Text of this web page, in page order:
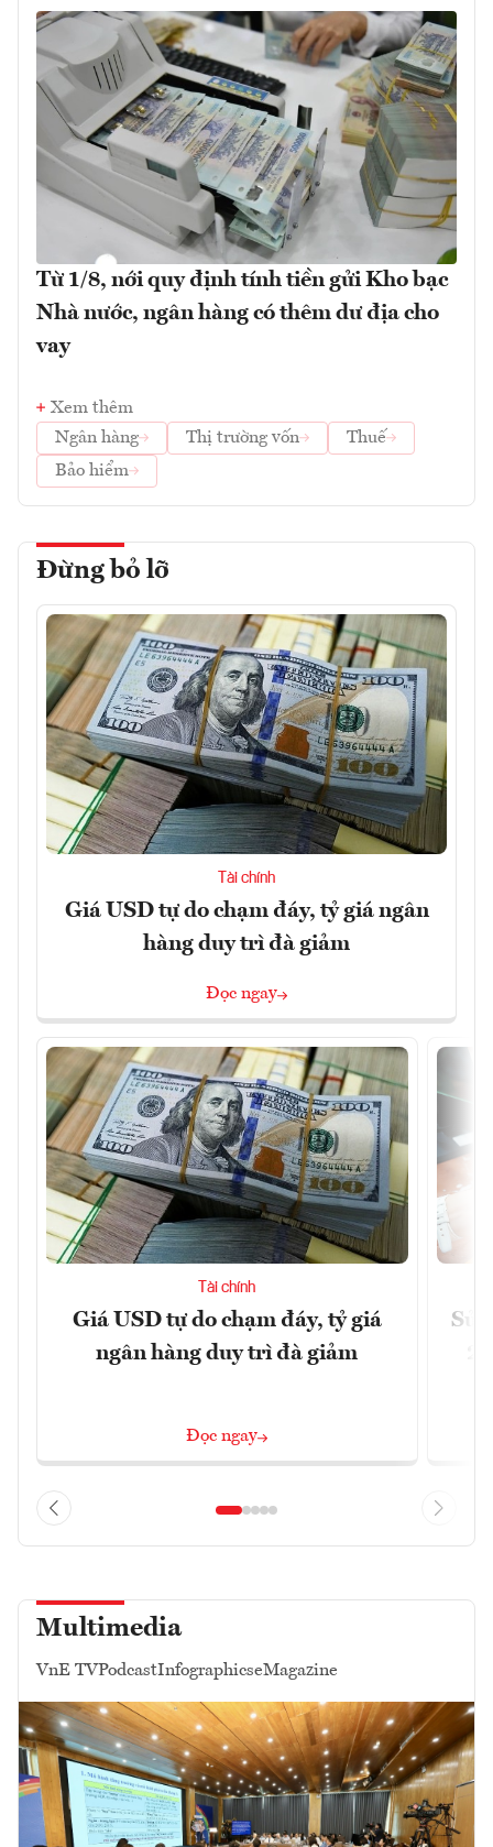
Từ 1/8, nới quy định tính tiền gửi Kho bạc
Nhà nước, ngân hàng có thêm dư địa cho
vay
Xem thêm
Ngân hàng
Thị trường vốn
Thuế
Bảo hiểm
Đừng bỏ lỡ
Tài chính
Giá USD tự do chạm đáy, tỷ giá ngân
hàng duy trì đà giảm
Đọc ngay
Tài chính
Giá USD tự do chạm đáy, tỷ giá
ngân hàng duy trì đà giảm
Đọc ngay
Multimedia
VnE TVPodcastInfographicseMagazine